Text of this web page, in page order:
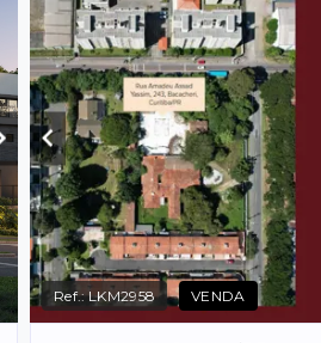
Ref.:LKM2958 VENDA